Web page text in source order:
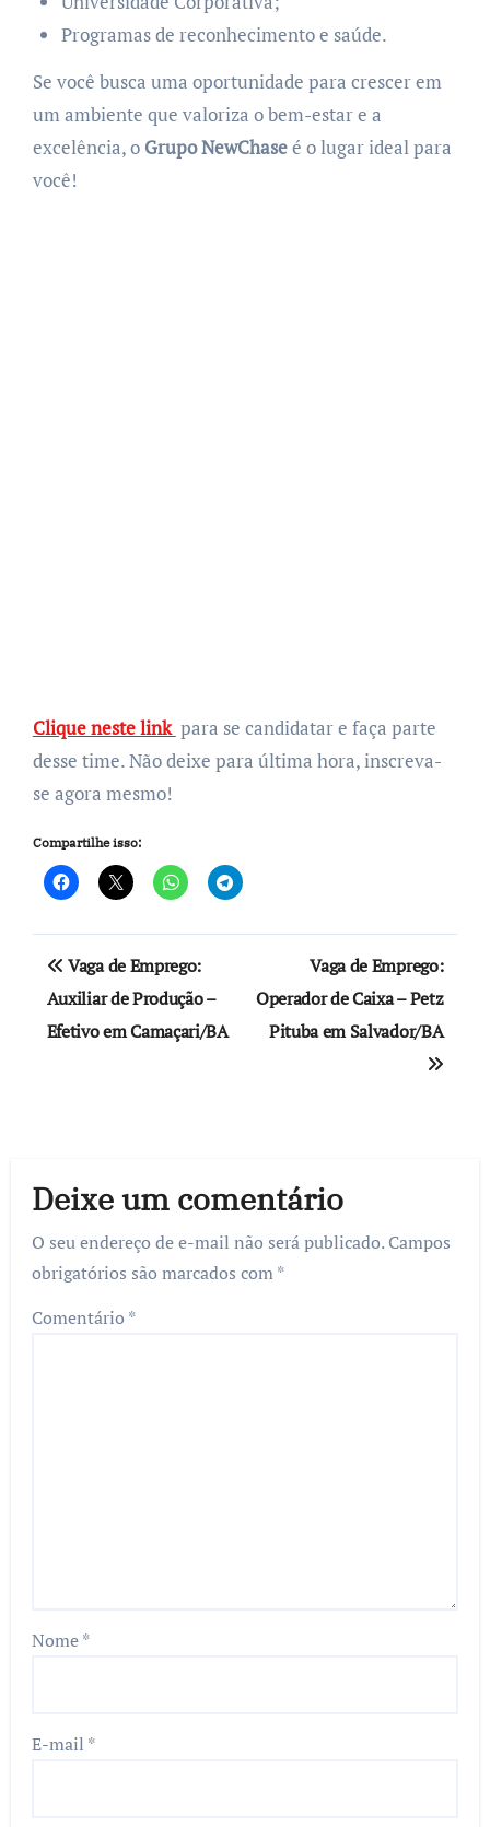
Programas de reconhecimento e saúde.
Se você busca uma oportunidade para crescer em
um ambiente que valoriza o bem-estar e a
excelência, o Grupo NewChaseé o lugar ideal para
você!
Clique neste link para se candidatar e faça parte
desse time. Não deixe para última hora, inscreva-
se agora mesmo!
Compartilhe isso:
Navegação
de
Post
Vaga de Emprego:
Auxiliar de Produção –
Efetivo em Camaçari/BA
Vaga de Emprego:
Operador de Caixa – Petz
Pituba em Salvador/BA
Deixe um comentário
O seu endereço de e-mail não será publicado. Campos
obrigatórios são marcados com*
Comentário *
Nome*
E-mail *